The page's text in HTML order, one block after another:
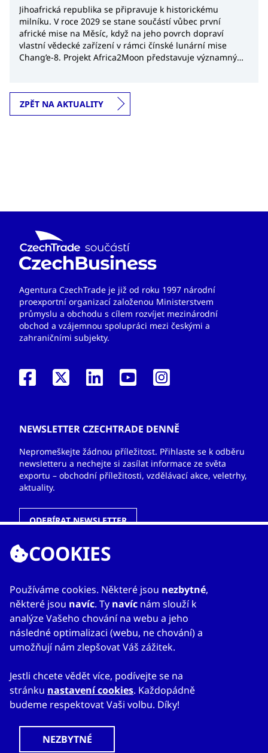
Jihoafrická republika se připravuje k historickému
milníku. V roce 2029 se stane součástí vůbec první
africké mise na Měsíc, když na jeho povrch dopraví
vlastní vědecké zařízení v rámci čínské lunární mise
Chang’e-8. Projekt Africa2Moon představuje významný
globálním kosmickém průmyslu.
ZPĚT NA AKTUALITY
Agentura CzechTrade je již od roku 1997 národní
proexportní organizací založenou Ministerstvem
průmyslu a obchodu s cílem rozvíjet mezinárodní
obchod a vzájemnou spolupráci mezi českými a
zahraničními subjekty.
NEWSLETTER CZECHTRADE DENNĚ
Nepromeškejte žádnou příležitost. Přihlaste se k odběru
newsletteru a nechejte si zasílat informace ze světa
exportu – obchodní příležitosti, vzdělávací akce, veletrhy,
aktuality.
ODEBÍRAT NEWSLETTER
ODKAZY
O nás
Zahraniční kanceláře
Služby
Kontakty
COOKIES
Používáme cookies. Některé jsou nezbytné,
některé jsou navíc. Ty navíc nám slouží k
analýze Vašeho chování na webu a jeho
následné optimalizaci (webu, ne chování) a
umožňují nám zlepšovat Váš zážitek.
Jestli chcete vědět více, podívejte se na
stránku nastavení cookies. Každopádně
budeme respektovat Vaši volbu. Díky!